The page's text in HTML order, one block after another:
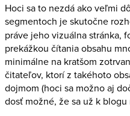
Hoci sa to nezdá ako veľmi
segmentoch je skutočne
práve jeho vizuálna stránka,
prekážkou čítania obsahu
minimálne na kratšom
čitateľov, ktorí z takéhoto
dojmom (hoci sa možno aj
dosť možné, že sa už k blogu